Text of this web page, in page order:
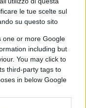
le tue scelte sul
su questo sito
one or more Google
including but
You may click to
third-party tags to
in below Google